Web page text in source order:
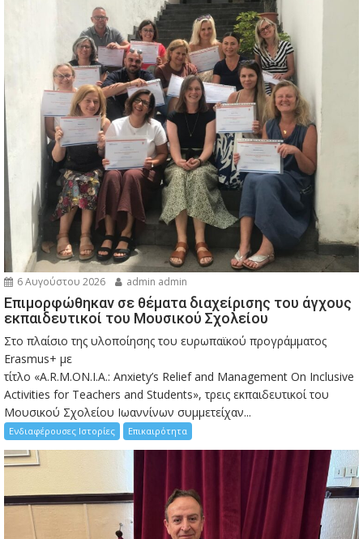
6 Αυγούστου 2026 admin admin
Eπιμορφώθηκαν σε θέματα διαχείρισης του άγχους
εκπαιδευτικοί του Μουσικού Σχολείου
Στο πλαίσιο της υλοποίησης του ευρωπαϊκού προγράμματος
Erasmus+ με
τίτλο «A.R.M.ON.I.A.: Anxiety’s Relief and Management On Inclusive
Activities for Teachers and Students», τρεις εκπαιδευτικοί του
Μουσικού Σχολείου Ιωαννίνων συμμετείχαν...
Ενδιαφέρουσες Ιστορίες Επικαιρότητα